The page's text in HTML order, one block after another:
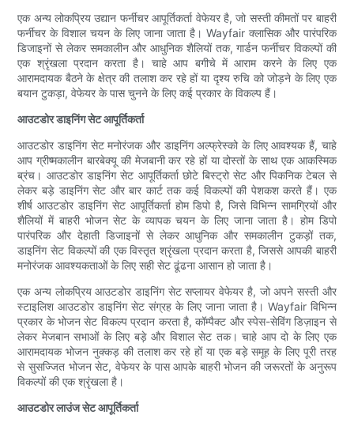
एक अन्य लोकप्रिय उद्यान फर्नीचर आपूर्तिकर्ता वेफेयर है, जो सस्ती कीमतों पर बाहरी
फर्नीचर के विशाल चयन के लिए जाना जाता है। Wayfair क्लासिक और पारंपरिक
डिजाइनों से लेकर समकालीन और आधुनिक शैलियों तक, गार्डन फर्नीचर विकल्पों की
एक श्रृंखला प्रदान करता है। चाहे आप बगीचे में आराम करने के लिए एक
आरामदायक बैठने के क्षेत्र की तलाश कर रहे हों या दृश्य रुचि को जोड़ने के लिए एक
बयान टुकड़ा, वेफेयर के पास चुनने के लिए कई प्रकार के विकल्प हैं।
आउटडोर डाइनिंग सेट आपूर्तिकर्ता
आउटडोर डाइनिंग सेट मनोरंजक और डाइनिंग अल्फ्रेस्को के लिए आवश्यक हैं, चाहे
आप ग्रीष्मकालीन बारबेक्यू की मेजबानी कर रहे हों या दोस्तों के साथ एक आकस्मिक
ब्रंच। आउटडोर डाइनिंग सेट आपूर्तिकर्ता छोटे बिस्ट्रो सेट और पिकनिक टेबल से
लेकर बड़े डाइनिंग सेट और बार कार्ट तक कई विकल्पों की पेशकश करते हैं। एक
शीर्ष आउटडोर डाइनिंग सेट आपूर्तिकर्ता होम डिपो है, जिसे विभिन्न सामग्रियों और
शैलियों में बाहरी भोजन सेट के व्यापक चयन के लिए जाना जाता है। होम डिपो
पारंपरिक और देहाती डिजाइनों से लेकर आधुनिक और समकालीन टुकड़ों तक,
डाइनिंग सेट विकल्पों की एक विस्तृत श्रृंखला प्रदान करता है, जिससे आपकी बाहरी
मनोरंजक आवश्यकताओं के लिए सही सेट ढूंढना आसान हो जाता है।
एक अन्य लोकप्रिय आउटडोर डाइनिंग सेट सप्लायर वेफेयर है, जो अपने सस्ती और
स्टाइलिश आउटडोर डाइनिंग सेट संग्रह के लिए जाना जाता है। Wayfair विभिन्न
प्रकार के भोजन सेट विकल्प प्रदान करता है, कॉम्पैक्ट और स्पेस-सेविंग डिज़ाइन से
लेकर मेजबान सभाओं के लिए बड़े और विशाल सेट तक। चाहे आप दो के लिए एक
आरामदायक भोजन नुक्कड़ की तलाश कर रहे हों या एक बड़े समूह के लिए पूरी तरह
से सुसज्जित भोजन सेट, वेफेयर के पास आपके बाहरी भोजन की जरूरतों के अनुरूप
विकल्पों की एक श्रृंखला है।
आउटडोर लाउंज सेट आपूर्तिकर्ता